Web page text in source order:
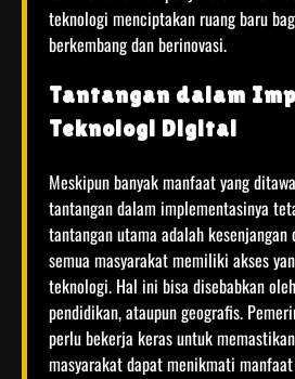
teknologi menciptakan ruang baru
berkembang dan berinovasi.
Tantangan dalam
Teknologi Digital
Meskipun banyak manfaat yang
tantangan dalam implementasinya
tantangan utama adalah
semua masyarakat memiliki akses
teknologi. Hal ini bisa disebabkan
pendidikan, ataupun geografis.
perlu bekerja keras untuk
masyarakat dapat menikmati